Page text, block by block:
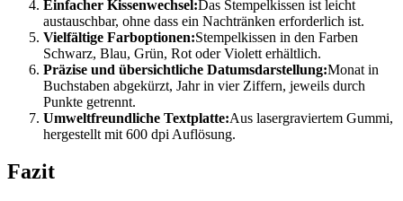
Einfacher Kissenwechsel:Das Stempelkissen ist leicht
austauschbar, ohne dass ein Nachtränken erforderlich ist.
Vielfältige Farboptionen:Stempelkissen in den Farben
Schwarz, Blau, Grün, Rot oder Violett erhältlich.
Präzise und übersichtliche Datumsdarstellung:Monat in
Buchstaben abgekürzt, Jahr in vier Ziffern, jeweils durch
Punkte getrennt.
Umweltfreundliche Textplatte:Aus lasergraviertem Gummi,
hergestellt mit 600 dpi Auflösung.
Fazit